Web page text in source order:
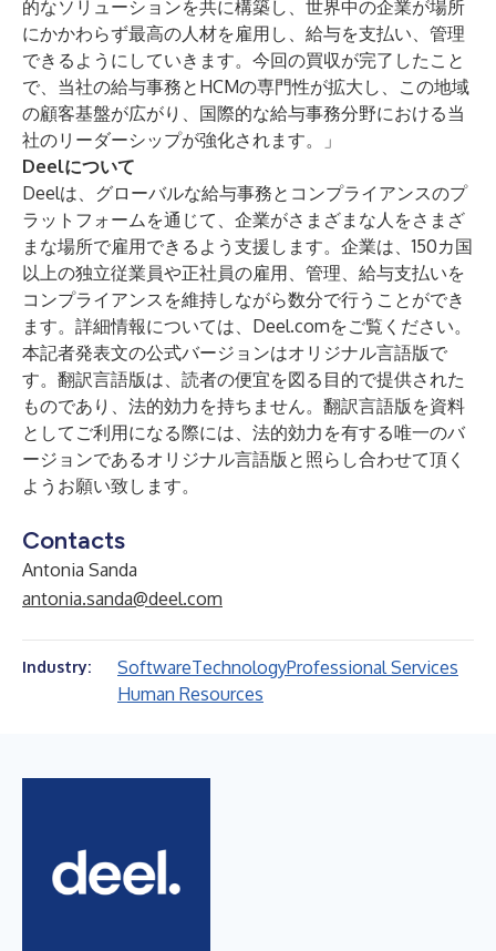
的なソリューションを共に構築し、世界中の企業が場所
にかかわらず最高の人材を雇用し、給与を支払い、管理
できるようにしていきます。今回の買収が完了したこと
で、当社の給与事務とHCMの専門性が拡大し、この地域
の顧客基盤が広がり、国際的な給与事務分野における当
社のリーダーシップが強化されます。」
Deelについて
Deelは、グローバルな給与事務とコンプライアンスのプ
ラットフォームを通じて、企業がさまざまな人をさまざ
まな場所で雇用できるよう支援します。企業は、150カ国
以上の独立従業員や正社員の雇用、管理、給与支払いを
コンプライアンスを維持しながら数分で行うことができ
ます。詳細情報については、 Deel.comをご覧ください。
本記者発表文の公式バージョンはオリジナル言語版で
す。翻訳言語版は、読者の便宜を図る目的で提供された
ものであり、法的効力を持ちません。翻訳言語版を資料
としてご利用になる際には、法的効力を有する唯一のバ
ージョンであるオリジナル言語版と照らし合わせて頂く
ようお願い致します。
Contacts
Antonia Sanda
antonia.sanda@deel.com
Industry: SoftwareTechnologyProfessional Services
Human Resources